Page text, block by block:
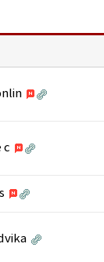
c